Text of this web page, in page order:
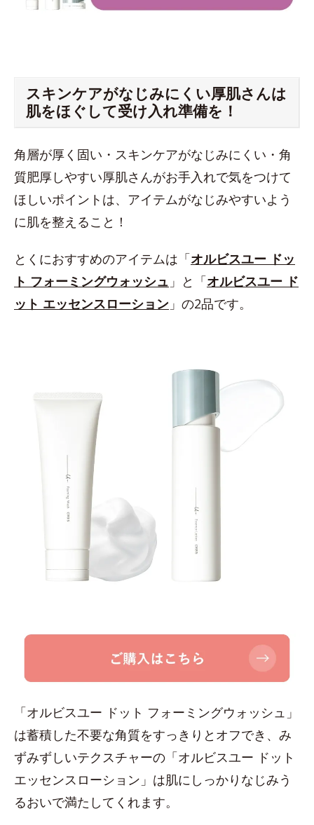
スキンケアがなじみにくい厚肌さんは
肌をほぐして受け入れ準備を！
角層が厚く固い・スキンケアがなじみにくい・角
質肥厚しやすい厚肌さんがお手入れで気をつけて
ほしいポイントは、アイテムがなじみやすいよう
に肌を整えること！
とくにおすすめのアイテムは「オルビスユー ドッ
ト フォーミングウォッシュ 」と「オルビスユー ド
ット エッセンスローション 」の2品です。
「オルビスユー ドット フォーミングウォッシュ」
は蓄積した不要な角質をすっきりとオフでき、み
ずみずしいテクスチャーの「オルビスユー ドット
エッセンスローション」は肌にしっかりなじみう
るおいで満たしてくれます。